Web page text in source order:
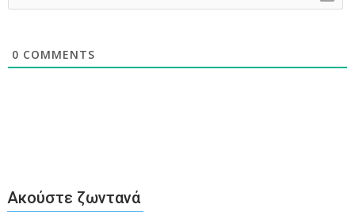
0 COMMENTS
Ακούστε ζωντανά